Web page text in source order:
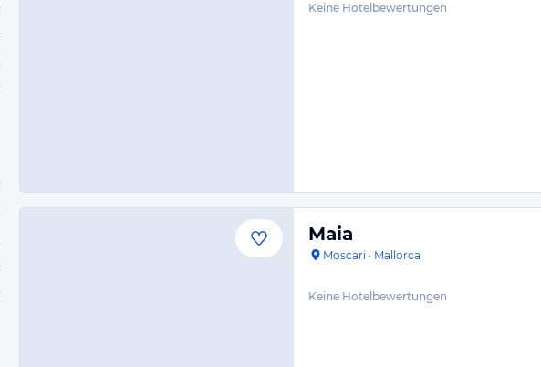
Keine Hotelbewertungen
Maia
Moscari · Mallorca
Keine Hotelbewertungen